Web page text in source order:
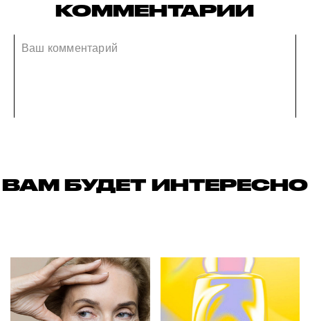
КОММЕНТАРИИ
ВАМ БУДЕТ ИНТЕРЕСНО